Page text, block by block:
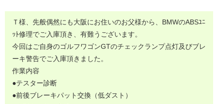
Ｔ様、先般偶然にも大阪にお住いのお父様から、BMWのABSﾕﾆ
ｯﾄ修理でご入庫頂き、有難うございます。
今回はご自身のゴルフワゴンGTのチェックランプ点灯及びブレ
ーキ警告でご入庫頂きました。
作業内容
●テスター診断
●前後ブレーキパット交換（低ダスト）